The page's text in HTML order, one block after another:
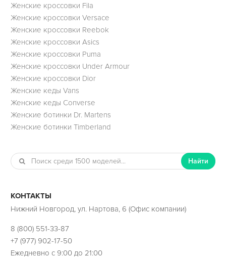
Женские кроссовки Fila
Женские кроссовки Versace
Женские кроссовки Reebok
Женские кроссовки Asics
Женские кроссовки Puma
Женские кроссовки Under Armour
Женские кроссовки Dior
Женские кеды Vans
Женские кеды Converse
Женские ботинки Dr. Martens
Женские ботинки Timberland
Найти
КОНТАКТЫ
Нижний Новгород, ул. Нартова, 6 (Офис компании)
8 (800) 551-33-87
+7 (977) 902-17-50
Ежедневно с 9:00 до 21:00